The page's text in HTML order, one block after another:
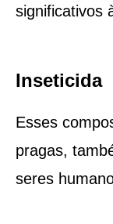
significativos
Inseticida
Esses
pragas,
seres